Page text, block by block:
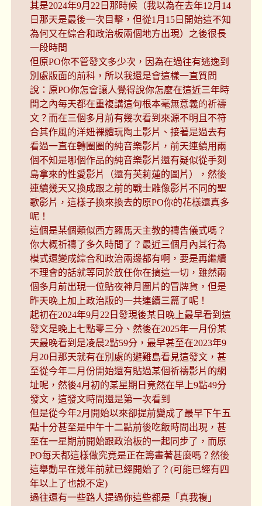
其是2024年9月22日那時候（我以為在去年12月14
日那天是最後一次目擊，但從1月15日開始這不知
為何又在綜合和政治板兩個地方出現）之後很長
一段時間
但原PO你不管發文多少次，因為在過往有逃逸到
別處版面的前科，所以我還是會這樣一直質問
說：原PO你怎會讓人覺得說你怎麼在這近三年時
間之內每天都在重複講這句根本毫無意義的祈禱
文？而在三個多月前有幾次看到來源不明且不符
合其作風的洋妞裸體玩陶土影片、接著是過去有
看過一直在轉圈圈的純音樂影片，前天連續用兩
個不知是哪個作品的純音樂影片還有疑似從手刻
島拿來的性愛影片（還有芙莉蓮的圖片），然後
連續幾天又換成跟之前的戰士雕像影片不同的聖
歌影片，這樣子換來換去的原PO你的花樣還真多
呢！
這個是某個類似西方羅馬天主教的禱告儀式嗎？
你大概祈禱了多久時間了？最近三個月內其行為
模式還變成綜合和政治兩邊都有啊，要是再繼續
不理會的話就等同於放任你在搞這一切，雖然兩
個多月前出現一位貼夜神月圖片的冒牌貨，但是
昨天晚上加上政治版的一共連續三篇了呢！
起初在2024年9月22日發現後某日晚上最早看到這
發文是晚上七點零三分、然後在2025年一月份某
天最晚看到是凌晨2點59分，最早甚至在2023年9
月20日那天就有在別處的避難島看見這發文，甚
至從今年二月份開始還有貼過某個祈禱影片的網
址呢，然後4月初的某星期日竟然在早上9點49分
發文，這發文時間還是第一次看到
但是從今年2月開始以來卻提前變成了最早下午五
點十分甚至是中午十二點前後吃飯時間出現，甚
至在一星期前開始跟政治板的一起同步了，而原
PO每天都這樣做究竟是正在籌畫著甚麼嗎？然後
這舉動早在幾年前就已經開始了？(可能已經有四
年以上了也說不定)
過往還有一些路人提過你這些都是「真我複」